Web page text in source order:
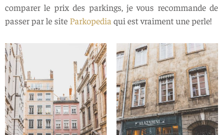
comparer le prix des parkings, je vous recommande de
passer par le site Parkopedia qui est vraiment une perle!